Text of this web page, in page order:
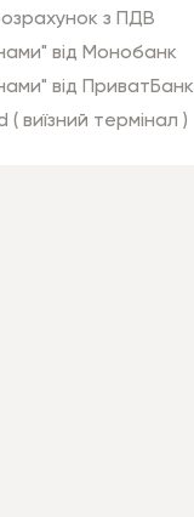
з ПДВ
від Монобанк
від ПриватБанк
виїзний термінал )